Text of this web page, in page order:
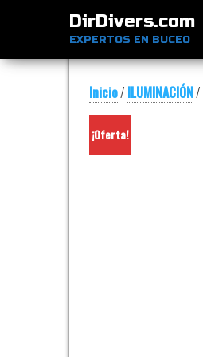
DirDivers.com
EXPERTOS EN BUCEO
Inicio/ ILUMINACIÓN/
¡Oferta!